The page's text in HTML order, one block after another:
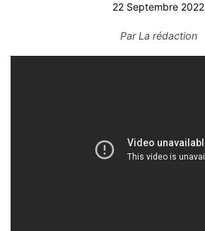
22 Septembre 2022
ParLa rédaction